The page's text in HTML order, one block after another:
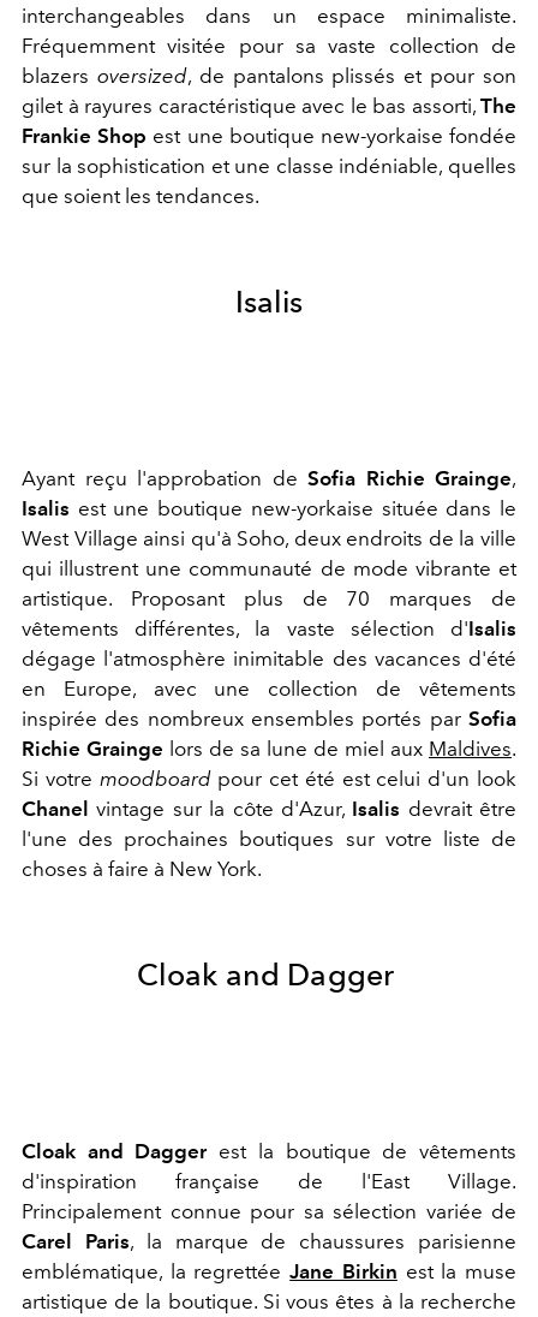
interchangeables dans un espace minimaliste.
Fréquemment visitée pour sa vaste collection de
blazers oversized, de pantalons plissés et pour son
gilet à rayures caractéristique avec le bas assorti, The
Frankie Shop est une boutique new-yorkaise fondée
sur la sophistication et une classe indéniable, quelles
que soient les tendances.
Isalis
Ayant reçu l'approbation de Sofia Richie Grainge,
Isalis est une boutique new-yorkaise située dans le
West Village ainsi qu'à Soho, deux endroits de la ville
qui illustrent une communauté de mode vibrante et
artistique. Proposant plus de 70 marques de
vêtements différentes, la vaste sélection d'Isalis
dégage l'atmosphère inimitable des vacances d'été
en Europe, avec une collection de vêtements
inspirée des nombreux ensembles portés par Sofia
Richie Grainge lors de sa lune de miel aux Maldives.
Si votre moodboardpour cet été est celui d'un look
Chanel vintage sur la côte d'Azur, Isalis devrait être
l'une des prochaines boutiques sur votre liste de
choses à faire à New York.
Cloak and Dagger
Cloak and Daggerest la boutique de vêtements
d'inspiration française de l'East Village.
Principalement connue pour sa sélection variée de
Carel Paris, la marque de chaussures parisienne
emblématique, la regrettéeJane Birkin est la muse
artistique de la boutique. Si vous êtes à la recherche